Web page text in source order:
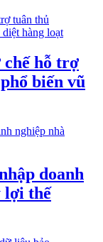
chế hỗ trợ
biến vũ
doanh
lợi thế